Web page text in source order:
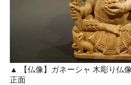
▲ 【仏像】ガネーシャ 木彫り仏
正面